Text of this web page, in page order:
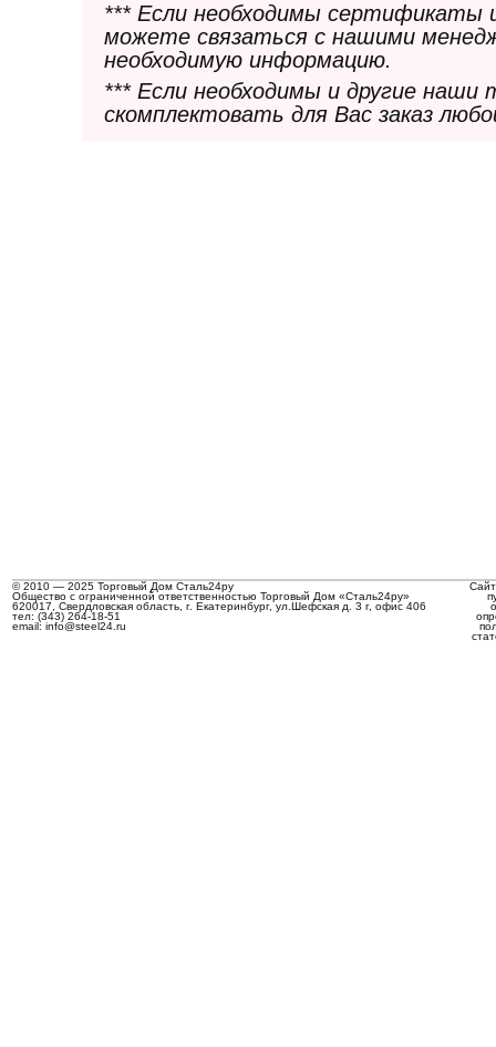
*** Если необходимы сертификаты
можете связаться с нашими
необходимую информацию.
*** Если необходимы и другие
скомплектовать для Вас заказ
© 2010 — 2025 Торговый Дом Сталь24ру
Общество с ограниченной ответственностью Торговый Дом «Сталь24ру»
620017, Свердловская область, г. Екатеринбург, ул.Шефская д. 3 г, офис 406
тел: (343) 264-18-51
email: info@steel24.ru